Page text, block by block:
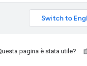
pagina è stata utile?